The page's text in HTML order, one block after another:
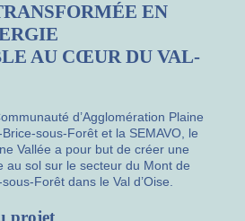
EN
AU CŒUR DU VAL-
d’Agglomération Plaine
sous-Forêt et la SEMAVO, le
Vallée a pour but de créer une
au sol sur le secteur du Mont de
Forêt dans le Val d’Oise.
projet